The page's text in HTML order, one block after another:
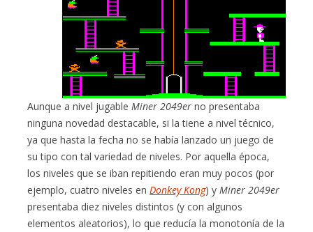
Aunque a nivel jugable Miner 2049er no presentaba
ninguna novedad destacable, si la tiene a nivel técnico,
ya que hasta la fecha no se había lanzado un juego de
su tipo con tal variedad de niveles. Por aquella época,
los niveles que se iban repitiendo eran muy pocos (por
ejemplo, cuatro niveles en Donkey Kong) y Miner 2049er
presentaba diez niveles distintos (y con algunos
elementos aleatorios), lo que reducía la monotonía de la